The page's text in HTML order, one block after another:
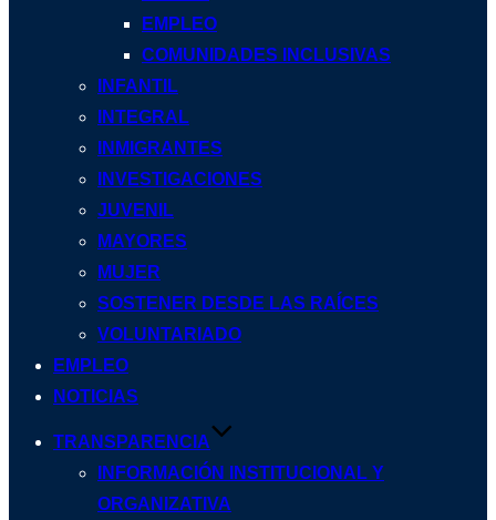
EMPLEO
COMUNIDADES INCLUSIVAS
INFANTIL
INTEGRAL
INMIGRANTES
INVESTIGACIONES
JUVENIL
MAYORES
MUJER
SOSTENER DESDE LAS RAÍCES
VOLUNTARIADO
EMPLEO
NOTICIAS
TRANSPARENCIA
INFORMACIÓN INSTITUCIONAL Y
ORGANIZATIVA